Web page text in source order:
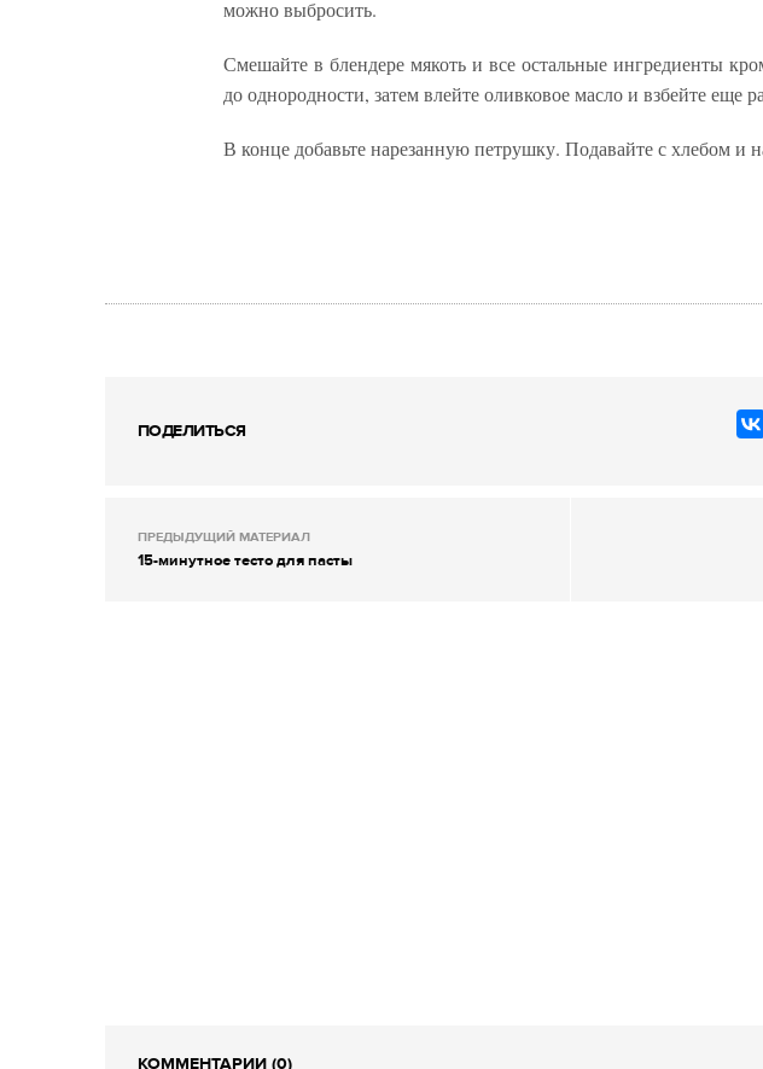
можно выбросить.
Смешайте в блендере мякоть и все остальные ингредиенты
до однородности, затем влейте оливковое масло и взбейте еще
В конце добавьте нарезанную петрушку. Подавайте с хлебом и
ПОДЕЛИТЬСЯ
ПРЕДЫДУЩИЙ МАТЕРИАЛ
15-минутное тесто для пасты
КОММЕНТАРИИ (0)